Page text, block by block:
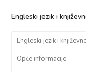
Engleski jezik i
Engleski jezik i
Opće informacije